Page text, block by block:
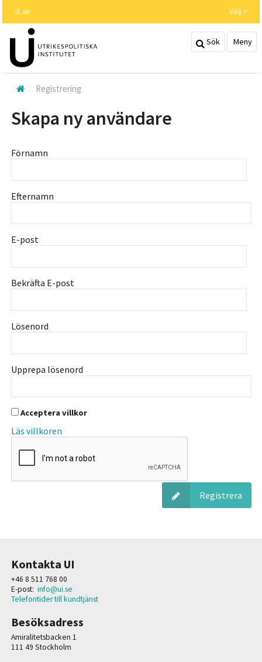
huvudinnehållet
UI.se Välj
Sök Meny
Registrering
Skapa ny användare
Förnamn
Efternamn
E-post
Bekräfta E-post
Lösenord
Upprepa lösenord
Acceptera villkor
Läs villkoren
Registrera
Kontakta UI
+46 8 511 768 00
E-post: info@ui.se
Telefontider till kundtjänst
Besöksadress
Amiralitetsbacken 1
111 49 Stockholm